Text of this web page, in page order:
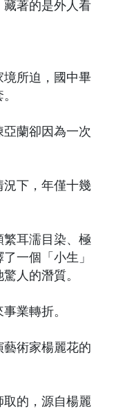
著的是外人看
境所迫，國中畢
蘭卻因為一次
下，年僅十幾
耳濡目染、極
一個「小生」
人的潛質。
業轉折。
術家楊麗花的
的，源自楊麗